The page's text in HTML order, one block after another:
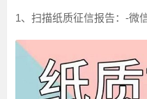
1、扫描纸质征信报告：-微